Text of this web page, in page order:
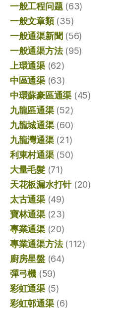
一般工程问题(63)
一般文章類(35)
一般通渠新聞 (56)
一般通渠方法(95)
上環通渠(62)
中區通渠(63)
中環蘇豪區通渠 (45)
九龍區通渠(52)
九龍城通渠(60)
九龍灣通渠(21)
利東村通渠(50)
大量毛髮(71)
天花板漏水打针(20)
太古通渠(49)
寶林通渠(23)
專業通渠(20)
專業通渠方法(112)
廚房星盤(64)
彈弓機 (59)
彩虹通渠(5)
彩虹邨通渠(6)